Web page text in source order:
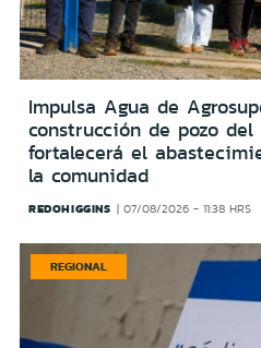
Impulsa Agua de
construcción de pozo del
fortalecerá el
la comunidad
REDOHIGGINS 07/08/2026 - 11:38 HRS
REGIONAL